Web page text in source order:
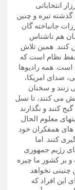
انتخاباتی
با چنان گذشته تیره و چنین
جانباخته گان
هم ناشناس
کنند. همین تلاش
حفظ نظام است که
همه رادیوها
صدای امریکا،
زنند و سخنان
می کنند، تا نسل
کنند و نگذارند
معلوم الحال
های همفکران خود
کنند. اما
رژیم جمهوری
بر کشور ما چیره
چنینی نخواهد
این افراد که